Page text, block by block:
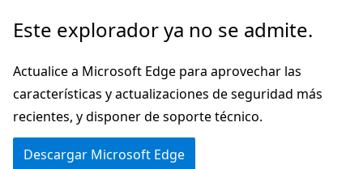
Ir
contenido
principal
Ir
la
navegación
en
la
página
Este explorador ya no se admite.
Actualice a Microsoft Edge para aprovechar las
características y actualizaciones de seguridad más
recientes, y disponer de soporte técnico.
Descargar Microsoft Edge